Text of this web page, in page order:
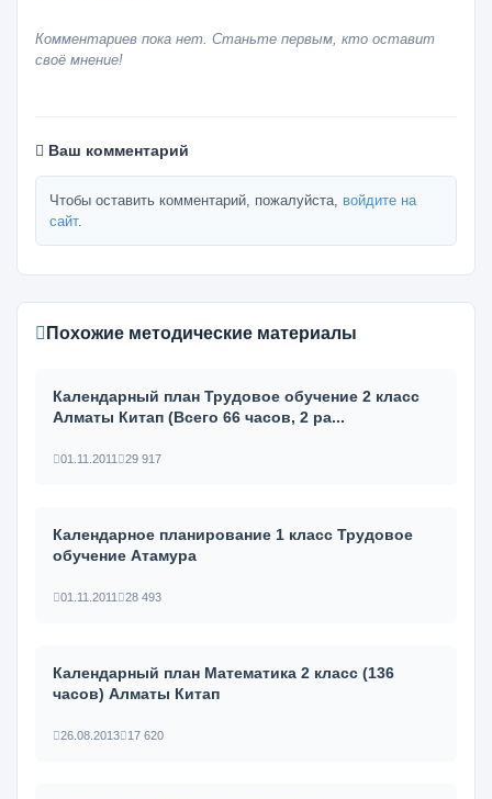
Комментариев пока нет. Станьте первым, кто оставит
своё мнение!
Ваш комментарий
Чтобы оставить комментарий, пожалуйста, войдите на
сайт.
Похожие методические материалы
Календарный план Трудовое обучение 2 класс
Алматы Китап (Всего 66 часов, 2 ра...
01.11.2011 29 917
Календарное планирование 1 класс Трудовое
обучение Атамура
01.11.2011 28 493
Календарный план Математика 2 класс (136
часов) Алматы Китап
26.08.2013 17 620